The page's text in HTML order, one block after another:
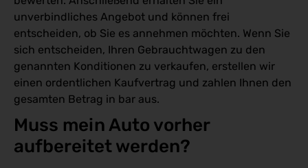
unverbindliches Angebot und können frei
entscheiden, ob Sie es annehmen möchten. Wenn Sie
sich entscheiden, Ihren Gebrauchtwagen zu den
genannten Konditionen zu verkaufen, erstellen wir
einen ordentlichen Kaufvertrag und zahlen Ihnen den
gesamten Betrag in bar aus.
Muss mein Auto vorher
aufbereitet werden?